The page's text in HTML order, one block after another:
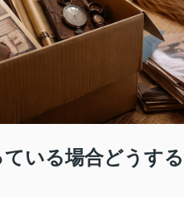
いる場合どうす